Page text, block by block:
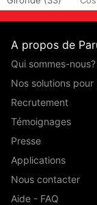
A propos de
Qui sommes-nous?
Nos solutions pour
Recrutement
Témoignages
Presse
Applications
Nous contacter
Aide - FAQ